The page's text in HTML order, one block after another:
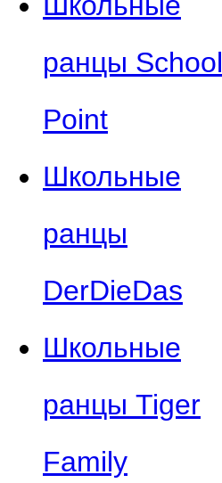
ранцы School
Point
Школьные
ранцы
DerDieDas
Школьные
ранцы Tiger
Family